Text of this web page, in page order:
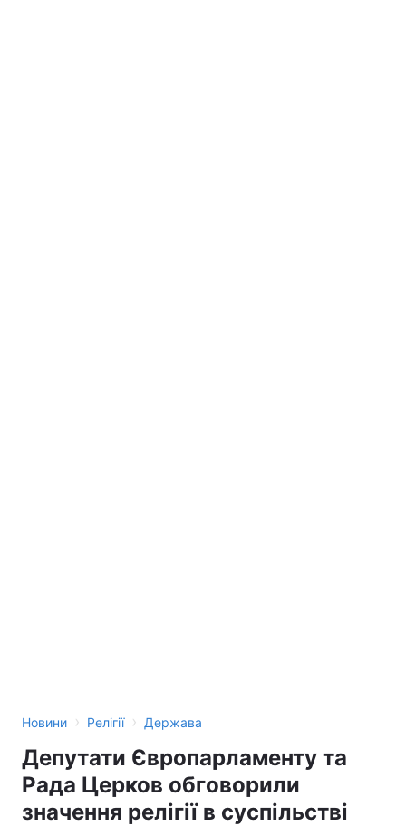
Новини › Релігії › Держава
Депутати Європарламенту та
Рада Церков обговорили
значення релігії в суспільстві